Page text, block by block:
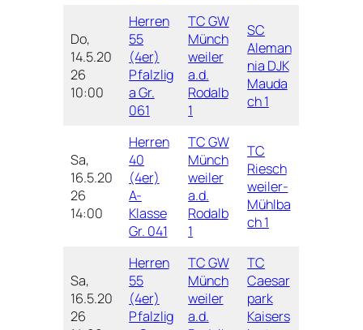
Do,
14.5.20
26
10:00
Herren
55
(4er)
Pfalzlig
a Gr.
061
TC GW
Münch
weiler
a.d.
Rodalb
1
SC
Aleman
nia DJK
Mauda
ch 1
Sa,
16.5.20
26
14:00
Herren
40
(4er)
A-
Klasse
Gr. 041
TC GW
Münch
weiler
a.d.
Rodalb
1
TC
Riesch
weiler-
Mühlba
ch 1
Sa,
16.5.20
26
Herren
55
(4er)
Pfalzlig
TC GW
Münch
weiler
a.d.
TC
Caesar
park
Kaisers